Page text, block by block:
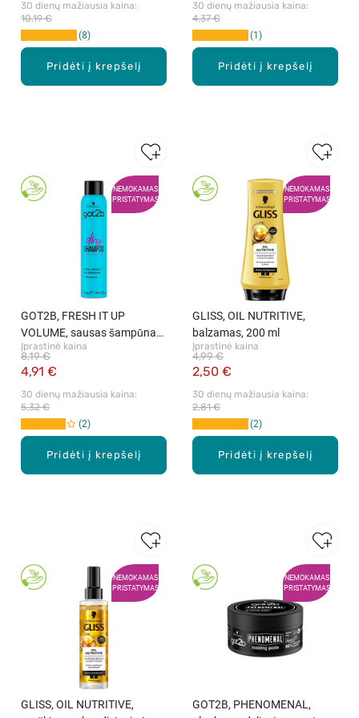
Pridėti į krepšelį
30 dienų mažiausia kaina:
10,19 €
8
Pridėti į krepšelį
30 dienų mažiausia kaina:
4,37 €
1
NEMOKAMAS
PRISTATYMAS
Pridėti į krepšelį
GOT2B, FRESH IT UP
VOLUME, sausas šampūnas,
200 ml
Įprastinė kaina
4,91 €
8,19 €
30 dienų mažiausia kaina:
5,32 €
2
NEMOKAMAS
PRISTATYMAS
Pridėti į krepšelį
GLISS, OIL NUTRITIVE,
balzamas, 200 ml
Įprastinė kaina
2,50 €
4,99 €
30 dienų mažiausia kaina:
2,81 €
2
NEMOKAMAS
PRISTATYMAS
GLISS, OIL NUTRITIVE,
NEMOKAMAS
PRISTATYMAS
GOT2B, PHENOMENAL,